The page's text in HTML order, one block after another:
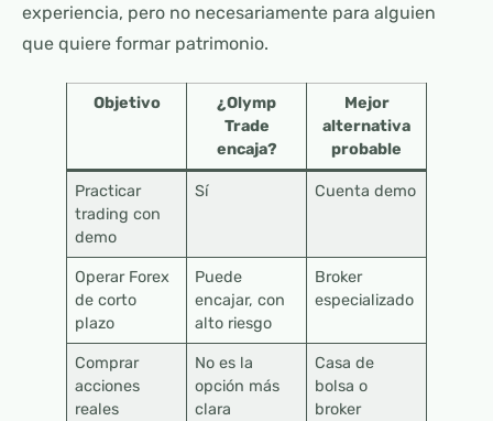
experiencia, pero no necesariamente para alguien
que quiere formar patrimonio.
Objetivo
¿Olymp
Trade
encaja?
Mejor
alternativa
probable
Practicar
trading con
demo
Sí Cuenta demo
Operar Forex
de corto
plazo
Puede
encajar, con
alto riesgo
Broker
especializado
Comprar
acciones
reales
No es la
opción más
clara
Casa de
bolsa o
broker